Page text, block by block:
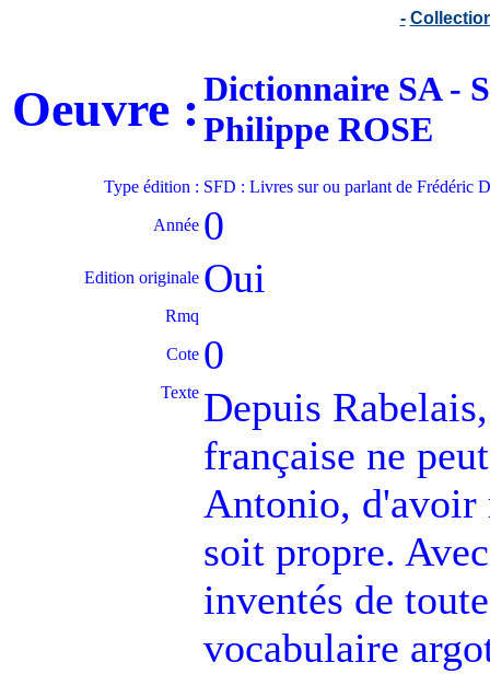
-
Oeuvre :Dictionnaire SA -
Philippe ROSE
Type édition : SFD : Livres sur ou parlant de Frédéric
Année 0
Edition originale Oui
Rmq
Cote 0
Texte Depuis
française ne
Antonio, d'avoir
soit propre.
inventés de
vocabulaire